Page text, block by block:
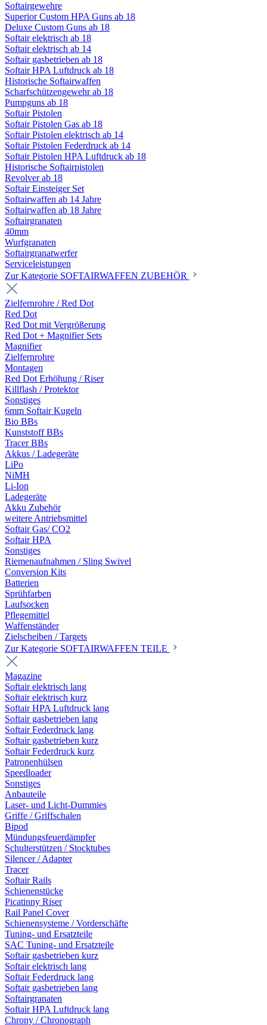
Softairgewehre
Superior Custom HPA Guns ab 18
Deluxe Custom Guns ab 18
Softair elektrisch ab 18
Softair elektrisch ab 14
Softair gasbetrieben ab 18
Softair HPA Luftdruck ab 18
Historische Softairwaffen
Scharfschützengewehr ab 18
Pumpguns ab 18
Softair Pistolen
Softair Pistolen Gas ab 18
Softair Pistolen elektrisch ab 14
Softair Pistolen Federdruck ab 14
Softair Pistolen HPA Luftdruck ab 18
Historische Softairpistolen
Revolver ab 18
Softair Einsteiger Set
Softairwaffen ab 14 Jahre
Softairwaffen ab 18 Jahre
Softairgranaten
40mm
Wurfgranaten
Softairgranatwerfer
Serviceleistungen
Zur Kategorie SOFTAIRWAFFEN ZUBEHÖR
Zielfernrohre / Red Dot
Red Dot
Red Dot mit Vergrößerung
Red Dot + Magnifier Sets
Magnifier
Zielfernrohre
Montagen
Red Dot Erhöhung / Riser
Killflash / Protektor
Sonstiges
6mm Softair Kugeln
Bio BBs
Kunststoff BBs
Tracer BBs
Akkus / Ladegeräte
LiPo
NiMH
Li-Ion
Ladegeräte
Akku Zubehör
weitere Antriebsmittel
Softair Gas/ CO2
Softair HPA
Sonstiges
Riemenaufnahmen / Sling Swivel
Conversion Kits
Batterien
Sprühfarben
Laufsocken
Pflegemittel
Waffenständer
Zielscheiben / Targets
Zur Kategorie SOFTAIRWAFFEN TEILE
Magazine
Softair elektrisch lang
Softair elektrisch kurz
Softair HPA Luftdruck lang
Softair gasbetrieben lang
Softair Federdruck lang
Softair gasbetrieben kurz
Softair Federdruck kurz
Patronenhülsen
Speedloader
Sonstiges
Anbauteile
Laser- und Licht-Dummies
Griffe / Griffschalen
Bipod
Mündungsfeuerdämpfer
Schulterstützen / Stocktubes
Silencer / Adapter
Tracer
Softair Rails
Schienenstücke
Picatinny Riser
Rail Panel Cover
Schienensysteme / Vorderschäfte
Tuning- und Ersatzteile
SAC Tuning- und Ersatzteile
Softair gasbetrieben kurz
Softair elektrisch lang
Softair Federdruck lang
Softair gasbetrieben lang
Softairgranaten
Softair HPA Luftdruck lang
Chrony / Chronograph